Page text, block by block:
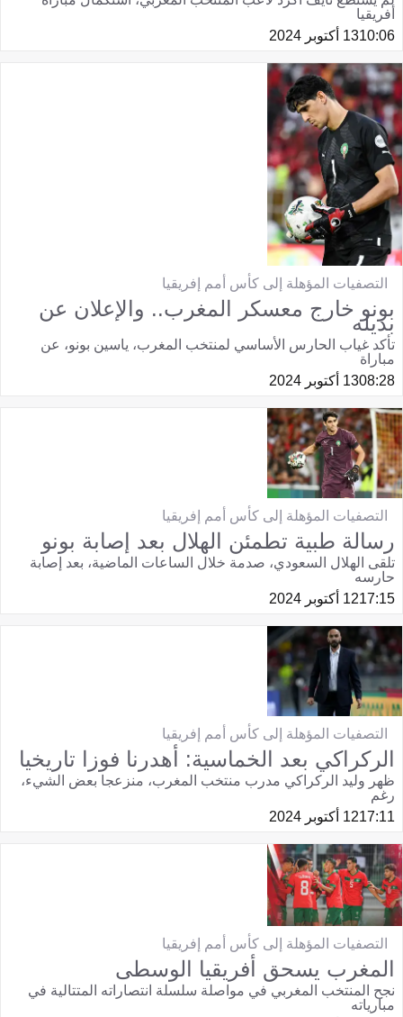
أفريقيا
10:0613 أكتوبر 2024
التصفيات المؤهلة إلى كأس أمم إفريقيا
بونو خارج معسكر المغرب.. والإعلان عن
بديله
تأكد غياب الحارس الأساسي لمنتخب المغرب، ياسين بونو، عن
مباراة
08:2813 أكتوبر 2024
التصفيات المؤهلة إلى كأس أمم إفريقيا
رسالة طبية تطمئن الهلال بعد إصابة بونو
تلقى الهلال السعودي، صدمة خلال الساعات الماضية، بعد إصابة
حارسه
17:1512 أكتوبر 2024
التصفيات المؤهلة إلى كأس أمم إفريقيا
الركراكي بعد الخماسية: أهدرنا فوزا تاريخيا
ظهر وليد الركراكي مدرب منتخب المغرب، منزعجا بعض الشيء،
رغم
17:1112 أكتوبر 2024
التصفيات المؤهلة إلى كأس أمم إفريقيا
المغرب يسحق أفريقيا الوسطى
نجح المنتخب المغربي في مواصلة سلسلة انتصاراته المتتالية في
مبارياته